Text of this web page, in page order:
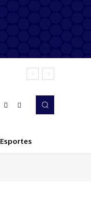
Esportes